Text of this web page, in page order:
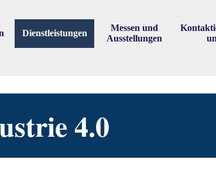
▼
Dienstleistungen ▼
Messen und
Ausstellungen
4.0